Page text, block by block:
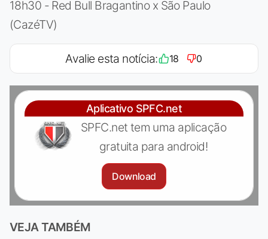
18h30 - Red Bull Bragantino x São Paulo
(CazéTV)
Avalie esta notícia: 18 0
Aplicativo SPFC.net
SPFC.net tem uma aplicação
gratuita para android!
Download
VEJA TAMBÉM